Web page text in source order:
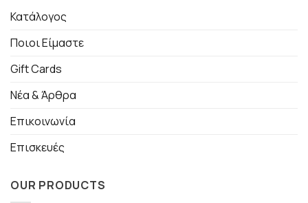
Κατάλογος
Ποιοι Είμαστε
Gift Cards
Νέα & Άρθρα
Επικοινωνία
Επισκευές
OUR PRODUCTS